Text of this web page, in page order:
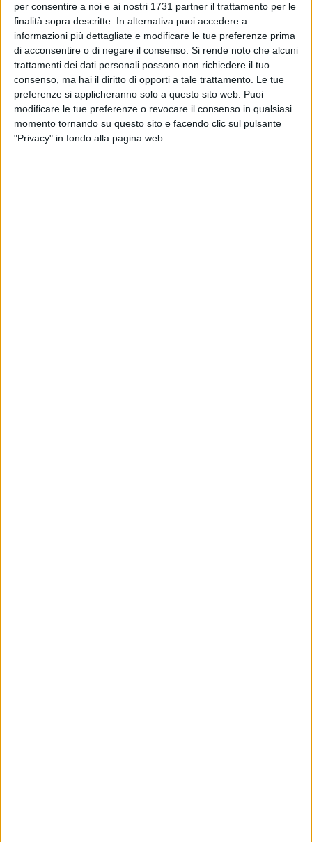
per consentire a noi e ai nostri 1731 partner il trattamento per le
finalità sopra descritte. In alternativa puoi accedere a
informazioni più dettagliate e modificare le tue preferenze prima
di acconsentire o di negare il consenso. Si rende noto che alcuni
trattamenti dei dati personali possono non richiedere il tuo
consenso, ma hai il diritto di opporti a tale trattamento. Le tue
preferenze si applicheranno solo a questo sito web. Puoi
modificare le tue preferenze o revocare il consenso in qualsiasi
momento tornando su questo sito e facendo clic sul pulsante
"Privacy" in fondo alla pagina web.
comunicazione importante che la riguarda. Chiama e
ascolta al numero".
Se avete ricevuto un sms (o messaggio WhatsApp) del
genere, 𝐞𝐯𝐢𝐭𝐚𝐭𝐞 𝐝𝐢 𝐫𝐢𝐬𝐩𝐨𝐧𝐝𝐞𝐫𝐞 𝐨 𝐫𝐢𝐜𝐡𝐢𝐚𝐦𝐚𝐫𝐞 e fate molta
attenzione perché può trattarsi di un 𝐩𝐫𝐨𝐛𝐚𝐛𝐢𝐥𝐞 𝐭𝐞𝐧𝐭𝐚𝐭𝐢𝐯𝐨 𝐝𝐢
𝐭𝐫𝐮𝐟𝐟𝐚 𝐭𝐞𝐥𝐞𝐦𝐚𝐭𝐢𝐜𝐚: è un invito fasullo, poiché non proviene
assolutamente da servizi o uffici della ASL Bari.